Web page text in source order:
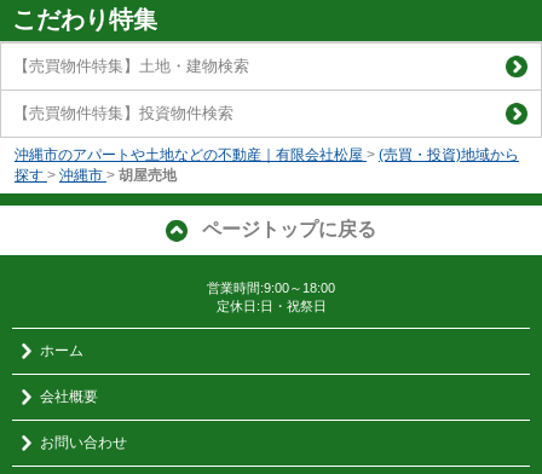
こだわり特集
【売買物件特集】土地・建物検索
【売買物件特集】投資物件検索
沖縄市のアパートや土地などの不動産｜有限会社松屋 > (売買・投資)地域から
探す > 沖縄市 > 胡屋売地
ページトップに戻る
営業時間:9:00～18:00
定休日:日・祝祭日
ホーム
会社概要
お問い合わせ